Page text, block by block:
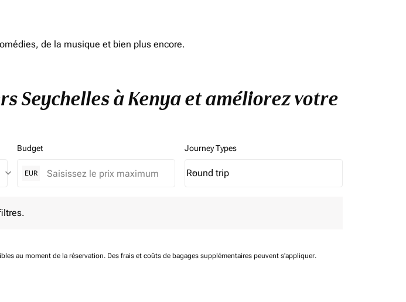
de la musique et bien plus encore.
Seychelles à Kenya et améliorez votre
keyboard_arrow_down
Budget
EUR
Journey Types
Journey Types option Round trip Selected
Round trip
keyboard_arrow_down
au moment de la réservation. Des frais et coûts de bagages supplémentaires peuvent s'appliquer.